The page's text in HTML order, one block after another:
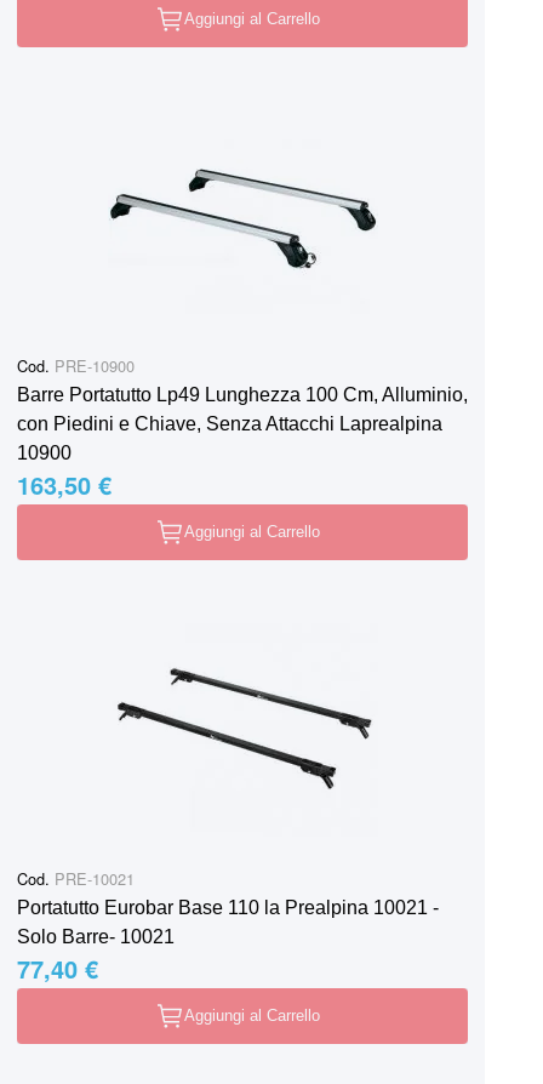
Aggiungi al Carrello
Cod. PRE-10900
Barre Portatutto Lp49 Lunghezza 100 Cm, Alluminio,
con Piedini e Chiave, Senza Attacchi Laprealpina
10900
163,50 €
Aggiungi al Carrello
Cod. PRE-10021
Portatutto Eurobar Base 110 la Prealpina 10021 -
Solo Barre- 10021
77,40 €
Aggiungi al Carrello